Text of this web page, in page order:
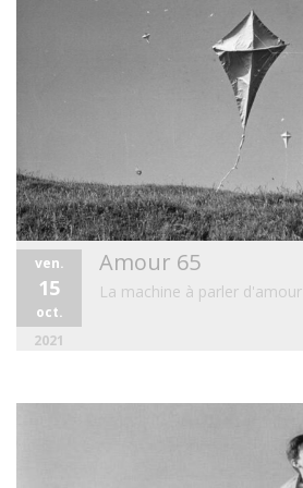
ven.
15
oct.
2021
Amour 65
La machine à parler d'amour